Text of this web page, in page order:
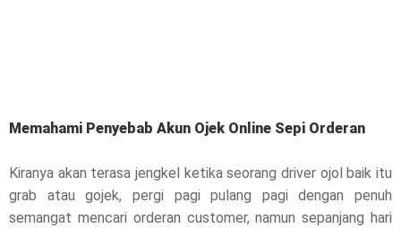
Memahami Penyebab Akun Ojek Online Sepi Orderan
Kiranya akan terasa jengkel ketika seorang driver ojol baik itu
grab atau gojek, pergi pagi pulang pagi dengan penuh
semangat mencari orderan customer, namun sepanjang hari